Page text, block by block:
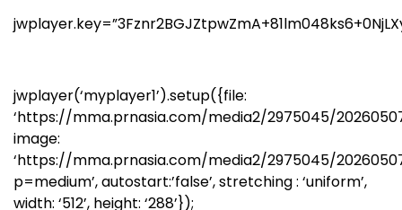
jwplayer(‘myplayer1’).setup({file:
‘https://mma.prnasia.com/media2/2975045/
image:
‘https://mma.prnasia.com/media2/2975045/
p=medium’, autostart:’false’, stretching : ‘uniform’,
width: ‘512’, height: ‘288’});